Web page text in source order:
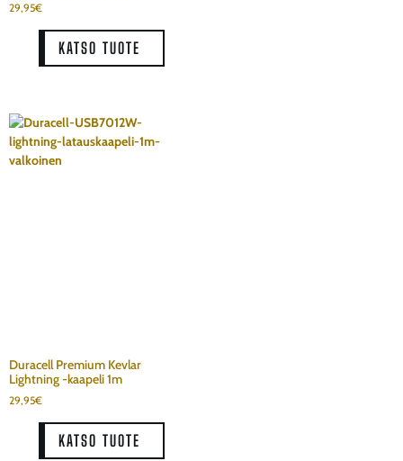
29,95€
KATSO TUOTE
Duracell Premium Kevlar
Lightning -kaapeli 1m
29,95€
KATSO TUOTE